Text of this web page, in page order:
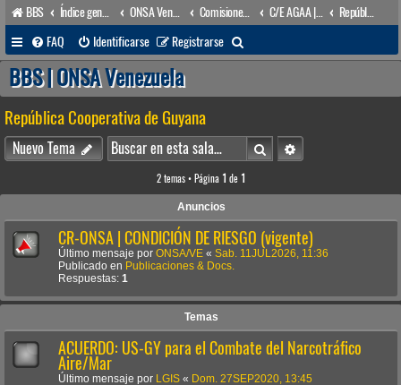
BBS Índice general ONSA Venezuela (acceso público) Comisiones y órganos Asesores internos C/E AGAA | Com(e). para Asuntos Geográficos de Ámbito Acuático
República Cooperativa de Guyana
FAQ
Identificarse Registrarse
u
a
r
BBS | ONSA Venezuela
República Cooperativa de Guyana
Nuevo Tema BuscarBúsqueda avanzada
2 temas • Página 1 de 1
Anuncios
CR-ONSA | CONDICIÓN DE RIESGO (vigente)
Último mensaje por ONSA/VE « Sab. 11JUL2026, 11:36
Publicado en Publicaciones & Docs.
Respuestas: 1
Temas
ACUERDO: US-GY para el Combate del Narcotráfico
Aire/Mar
Último mensaje por LGIS « Dom. 27SEP2020, 13:45